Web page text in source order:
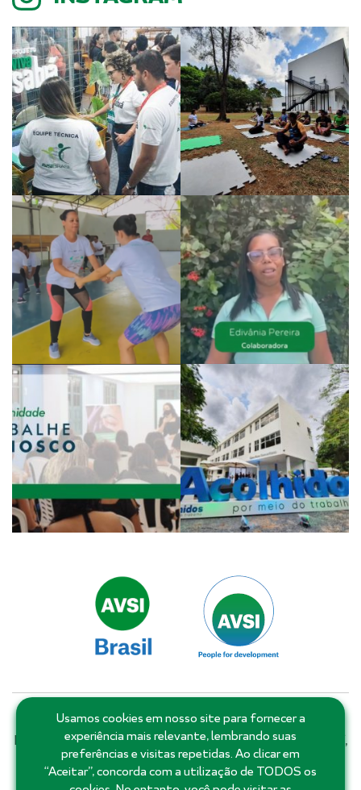
Matriz: Salvador - Bahia - Brasil | Filiais e escritórios:
Distrito Federal, Goiás, Minas Gerais, Pernambuco, Piauí,
Rio de Janeiro, Rio Grande do Norte, Roraima, Santa
Catarina, São Paulo e Ceará.
Usamos cookies em nosso site para fornecer a
experiência mais relevante, lembrando suas
preferências e visitas repetidas. Ao clicar em
“Aceitar”, concorda com a utilização de TODOS os